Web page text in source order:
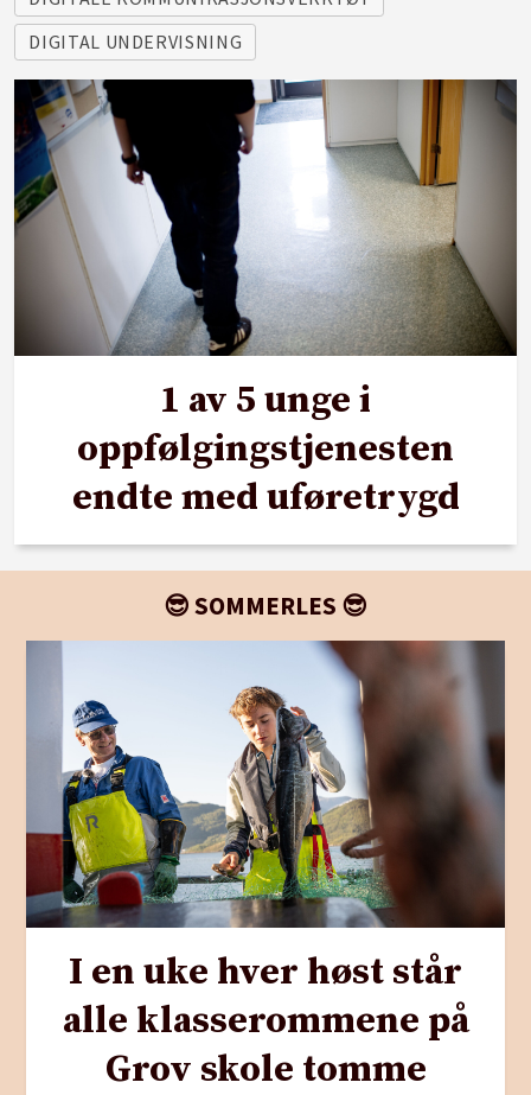
DIGITAL UNDERVISNING
1 av 5 unge i
oppfølgingstjenesten
endte med uføretrygd
😎 SOMMERLES 😎
I en uke hver høst står
alle klasserommene på
Grov skole tomme